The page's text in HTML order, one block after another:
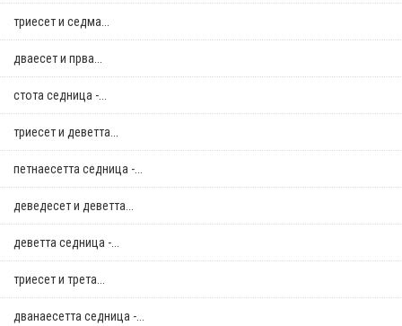
триесет и седма...
дваесет и прва...
стотa седница -...
триесет и деветта...
петнаесетта седница -...
деведесет и деветта...
деветта седница -...
триесет и трета...
дванаесетта седница -...